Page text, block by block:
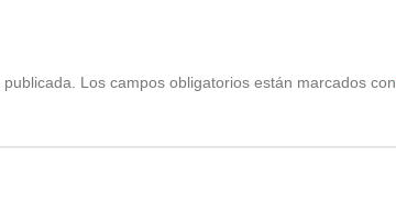
Los campos obligatorios están marcados con